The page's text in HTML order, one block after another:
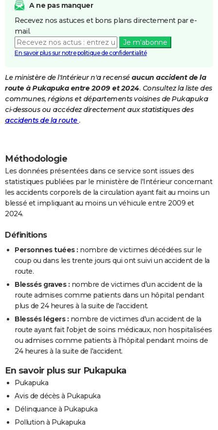
Destinations
City break
Voyage nature
Voyage de noces
Forum
Climat
PHOTO
GUIDES D'ACHAT
BONS PLANS
Carte de Noël
Carte Bonne année
Carte Saint-Valentin
Carte Pâques
Carte d'anniversaire
DICTIONNAIRE
Dictionnaire
Biographies
Citations
Expressions
Proverbes
PROGRAMME TV
FORUM
Bricolage
Television
A ne pas manquer
Recevez nos astuces et bons plans directement par e-
mail.
Je m'abonne
En savoir plus sur notre politique de confidentialité
Le ministère de l'Intérieur n'a recensé aucun accident de la
route à Pukapuka entre 2009 et 2024. Consultez la liste des
communes, régions et départements voisines de Pukapuka
ci-dessous ou accédez directement aux statistiques des
accidents de la route .
Méthodologie
Les données présentées dans ce service sont issues des
statistiques publiées par le ministère de l'Intérieur concernant
les accidents corporels de la circulation ayant fait au moins un
blessé et impliquant au moins un véhicule entre 2009 et
2024.
Définitions
Personnes tuées : nombre de victimes décédées sur le
coup ou dans les trente jours qui ont suivi un accident de la
route.
Blessés graves : nombre de victimes d'un accident de la
route admises comme patients dans un hôpital pendant
plus de 24 heures à la suite de l'accident.
Blessés légers : nombre de victimes d'un accident de la
route ayant fait l'objet de soins médicaux, non hospitalisées
ou admises comme patients à l'hôpital pendant moins de
24 heures à la suite de l'accident.
En savoir plus sur Pukapuka
Pukapuka
Avis de décès à Pukapuka
Délinquance à Pukapuka
Pollution à Pukapuka